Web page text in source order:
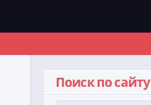
Поиск по сайту